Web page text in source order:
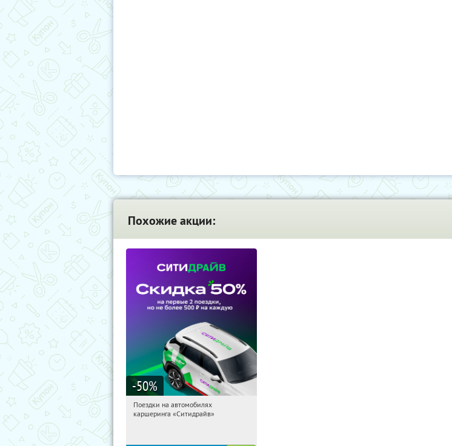
Похожие акции:
-50%
07:09:49
Получи первым!
Поездки на автомобилях
каршеринга «Ситидрайв»